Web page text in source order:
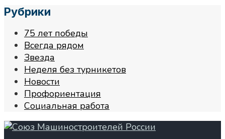
Рубрики
75 лет победы
Всегда рядом
Звезда
Неделя без турникетов
Новости
Профориентация
Социальная работа